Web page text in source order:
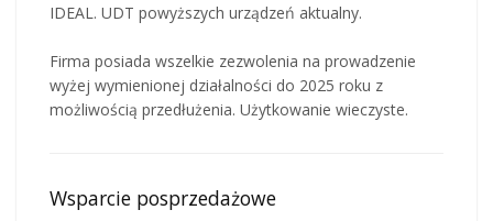
IDEAL. UDT powyższych urządzeń aktualny.
Firma posiada wszelkie zezwolenia na prowadzenie
wyżej wymienionej działalności do 2025 roku z
możliwością przedłużenia. Użytkowanie wieczyste.
Wsparcie posprzedażowe